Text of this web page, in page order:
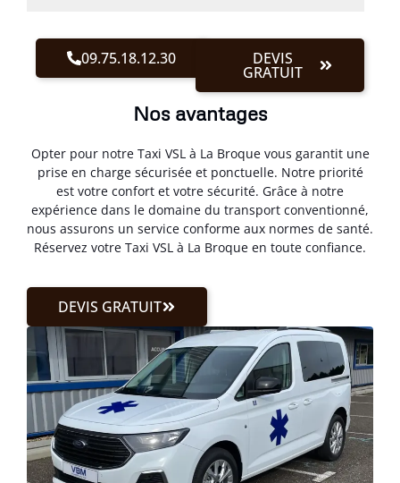
09.75.18.12.30 DEVIS
GRATUIT
Nos avantages
Opter pour notre Taxi VSL à La Broque vous garantit une
prise en charge sécurisée et ponctuelle. Notre priorité
est votre confort et votre sécurité. Grâce à notre
expérience dans le domaine du transport conventionné,
nous assurons un service conforme aux normes de santé.
Réservez votre Taxi VSL à La Broque en toute confiance.
DEVIS GRATUIT